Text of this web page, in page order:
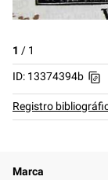
1 / 1
ID: 13374394b
Registro
Marca